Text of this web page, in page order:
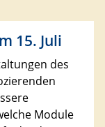
15. Juli
des
Module